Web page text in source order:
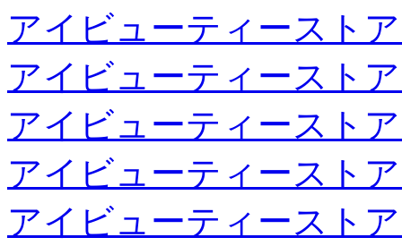
アイビューティースト
アイビューティースト
アイビューティースト
アイビューティースト
アイビューティースト